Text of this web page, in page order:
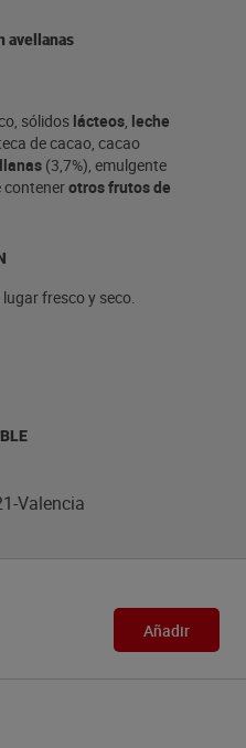
avellanas
sólidos lácteos, leche
de cacao, cacao
(3,7%), emulgente
contenerotros frutos de
fresco y seco.
Valencia
Añadir